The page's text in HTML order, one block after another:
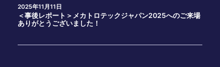
2025年11月11日
＜事後レポート＞メカトロテックジャパン2025へのご来場
ありがとうございました！